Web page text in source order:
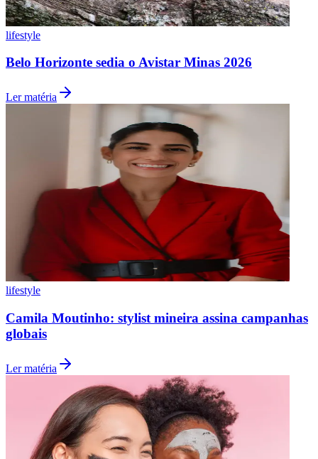
Fluminense
lifestyle
Belo Horizonte sedia o Avistar Minas 2026
Ler matéria
lifestyle
Camila Moutinho: stylist mineira assina campanhas
globais
Ler matéria